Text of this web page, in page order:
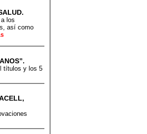
los
así como
títulos y los 5